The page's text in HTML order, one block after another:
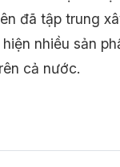
đã tập trung
nhiều sản
cả nước.